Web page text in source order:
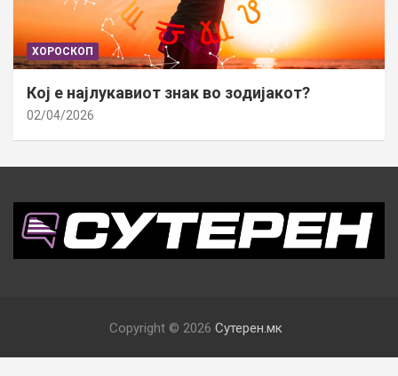
ХОРОСКОП
Кој е најлукавиот знак во зодијакот?
02/04/2026
Copyright © 2026 Сутерен.мк